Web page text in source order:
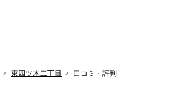
> 東四ツ木二丁目 > 口コミ・評判